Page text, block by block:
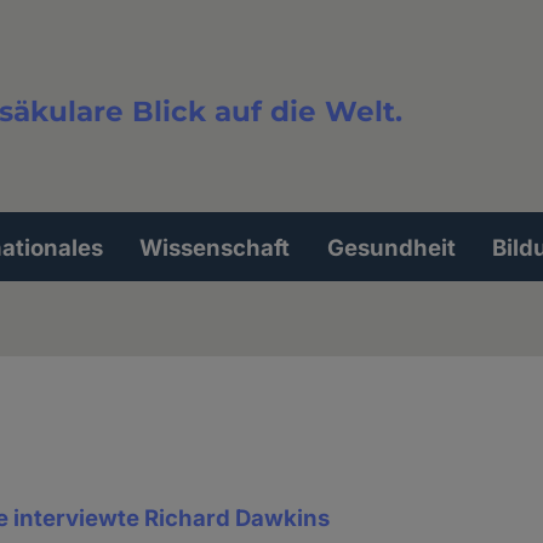
Blick auf die Welt.
Wissenschaft Gesundheit
interviewte Richard Dawkins